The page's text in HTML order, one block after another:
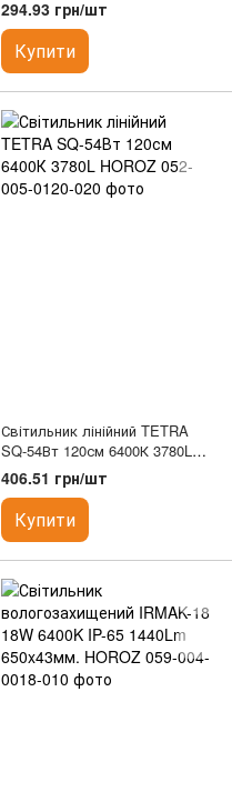
294.93 грн/шт
Купити
Світильник лінійний TETRA
SQ-54Вт 120см 6400К 3780L
HOROZ
406.51 грн/шт
Купити